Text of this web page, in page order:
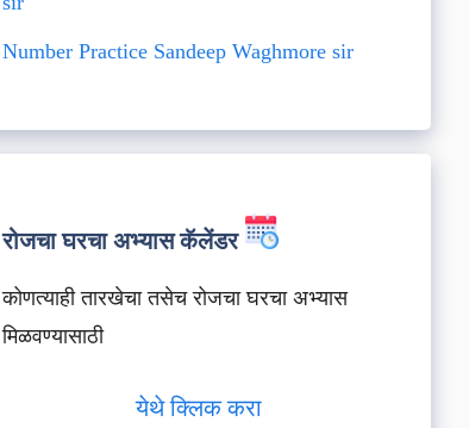
Number Practice Sandeep Waghmore sir
रोजचा घरचा अभ्यास कॅलेंडर
कोणत्याही तारखेचा तसेच रोजचा घरचा अभ्यास
मिळवण्यासाठी
येथे क्लिक करा